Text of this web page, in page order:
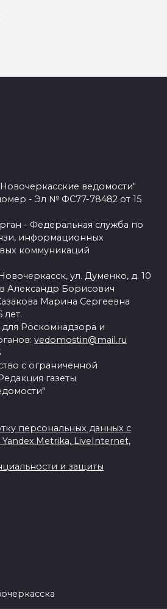
ведомости"
- Эл № ФС77-78482 от 15
- Федеральная служба по
информационных
коммуникаций
ул. Думенко, д. 10
Александр Борисович
Марина Сергеевна
лет.
Роскомнадзора и
vedomostin@mail.ru
с ограниченной
газеты
персональных данных с
LiveInternet,
и защиты